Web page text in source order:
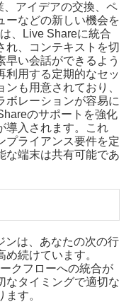
、アイデアの交換、ペ
ーなどの新しい機会を
、Live Shareに統合
れ、コンテキストを切
早い会話ができるよう
利用する定期的なセッ
も用意されており、
ボレーションが容易に
のサポートを強化
導入されます。これ
プライアンス要件を定
な端末は共有可能であ
ンは、あなたの次の行
続けています。
クフローへの統合が
なタイミングで適切な
す。